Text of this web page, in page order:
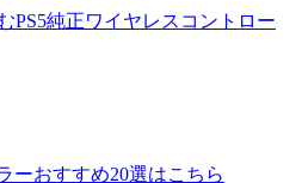
PS5純正ワイヤレスコントロー
ーおすすめ20選はこちら